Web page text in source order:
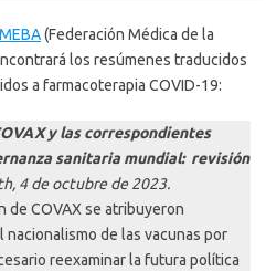
(Federación Médica de la
los resúmenes traducidos
a farmacoterapia COVID-19:
y las correspondientes
sanitaria mundial: revisión
4 de octubre de 2023.
de COVAX se atribuyeron
de las vacunas por
reexaminar la futura política